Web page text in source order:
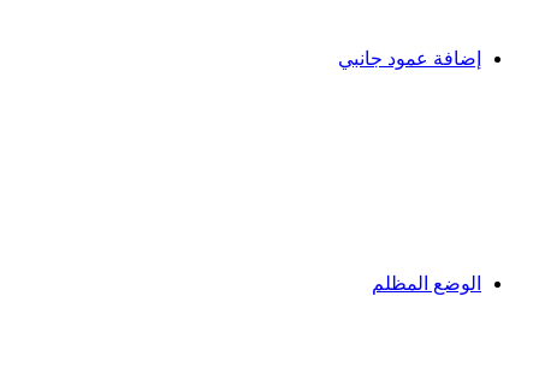
إضافة عمود جانبي
الوضع المظلم